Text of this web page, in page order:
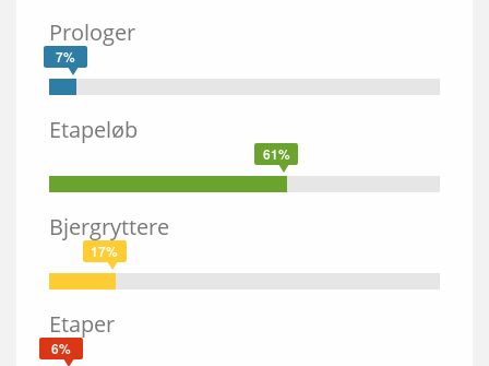
Prologer
7%
Etapeløb
61%
Bjergryttere
17%
Etaper
6%